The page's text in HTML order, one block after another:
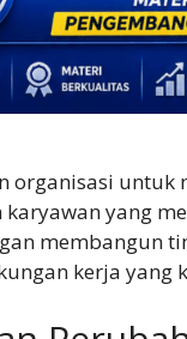
organisasi untuk
yang
membangun
kerja